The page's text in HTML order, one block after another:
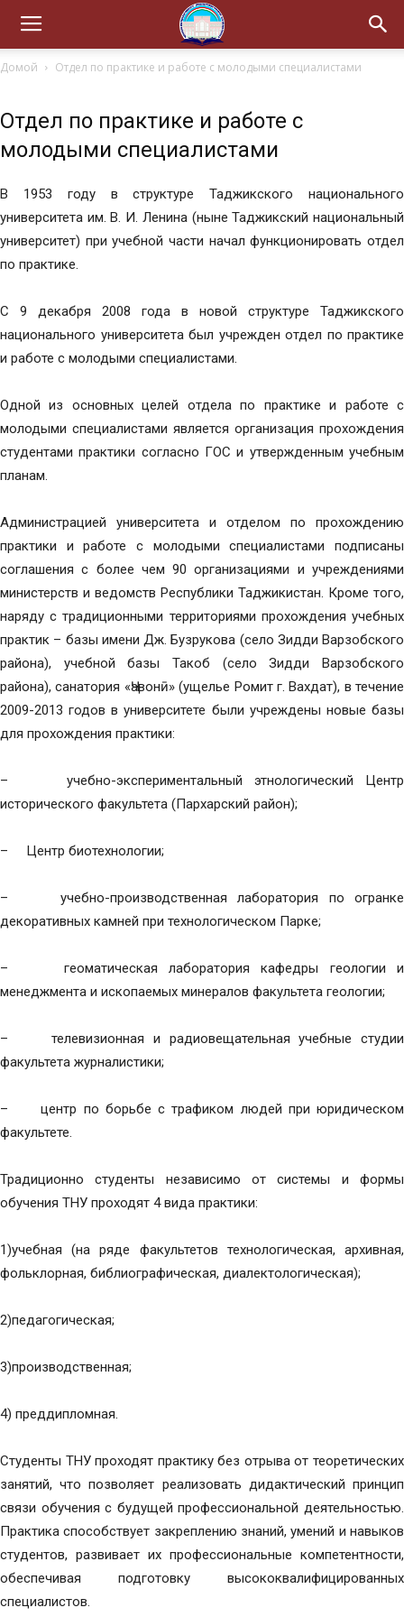
Домой Отдел по практике и работе с молодыми специалистами
Отдел по практике и работе с
молодыми специалистами
В 1953 году в структуре Таджикского национального
университета им. В. И. Ленина (ныне Таджикский национальный
университет) при учебной части начал функционировать отдел
по практике.
С 9 декабря 2008 года в новой структуре Таджикского
национального университета был учрежден отдел по практике
и работе с молодыми специалистами.
Одной из основных целей отдела по практике и работе с
молодыми специалистами является организация прохождения
студентами практики согласно ГОС и утвержденным учебным
планам.
Администрацией университета и отделом по прохождению
практики и работе с молодыми специалистами подписаны
соглашения с более чем 90 организациями и учреждениями
министерств и ведомств Республики Таджикистан. Кроме того,
наряду с традиционными территориями прохождения учебных
практик – базы имени Дж. Бузрукова (село Зидди Варзобского
района), учебной базы Такоб (село Зидди Варзобского
района), санатория «Ҷавонӣ» (ущелье Ромит г. Вахдат), в течение
2009-2013 годов в университете были учреждены новые базы
для прохождения практики:
– учебно-экспериментальный этнологический Центр
исторического факультета (Пархарский район);
– Центр биотехнологии;
– учебно-производственная лаборатория по огранке
декоративных камней при технологическом Парке;
– геоматическая лаборатория кафедры геологии и
менеджмента и ископаемых минералов факультета геологии;
– телевизионная и радиовещательная учебные студии
факультета журналистики;
– центр по борьбе с трафиком людей при юридическом
факультете.
Традиционно студенты независимо от системы и формы
обучения ТНУ проходят 4 вида практики:
1)учебная (на ряде факультетов технологическая, архивная,
фольклорная, библиографическая, диалектологическая);
2)педагогическая;
3)производственная;
4) преддипломная.
Студенты ТНУ проходят практику без отрыва от теоретических
занятий, что позволяет реализовать дидактический принцип
связи обучения с будущей профессиональной деятельностью.
Практика способствует закреплению знаний, умений и навыков
студентов, развивает их профессиональные компетентности,
обеспечивая подготовку высококвалифицированных
специалистов.